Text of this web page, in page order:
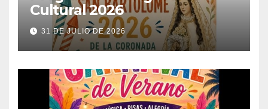
Cultural 2026
31 DE JULIO DE 2026